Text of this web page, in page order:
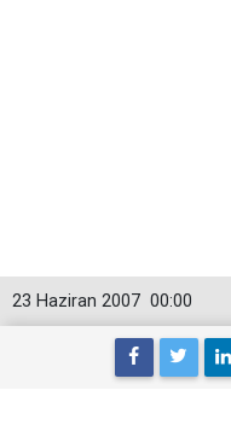
00:00
23 Haziran 2007